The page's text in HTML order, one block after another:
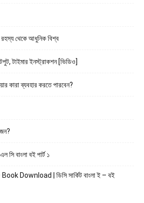
থেকে আধুনিক বিশ্ব
টাইমার ইনস্ট্রাকশন [ভিডিও]
কারা ব্যবহার করতে পারবেন?
বাংলা বই পার্ট ১
Download | ডিসি সার্কিট বাংলা ই – বই